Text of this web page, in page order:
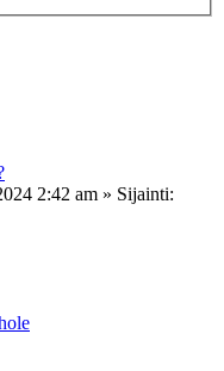
2:42 am » Sijainti: